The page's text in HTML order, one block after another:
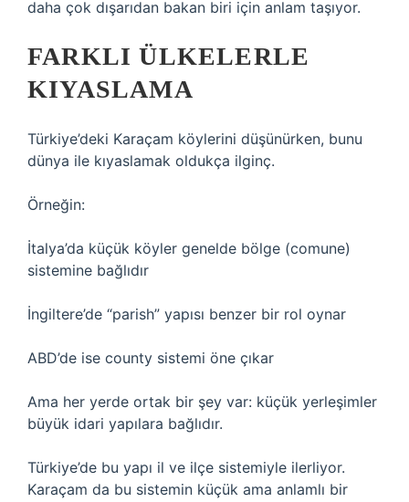
daha çok dışarıdan bakan biri için anlam taşıyor.
FARKLI ÜLKELERLE
KIYASLAMA
Türkiye’deki Karaçam köylerini düşünürken, bunu
dünya ile kıyaslamak oldukça ilginç.
Örneğin:
İtalya’da küçük köyler genelde bölge (comune)
sistemine bağlıdır
İngiltere’de “parish” yapısı benzer bir rol oynar
ABD’de ise county sistemi öne çıkar
Ama her yerde ortak bir şey var: küçük yerleşimler
büyük idari yapılara bağlıdır.
Türkiye’de bu yapı il ve ilçe sistemiyle ilerliyor.
Karaçam da bu sistemin küçük ama anlamlı bir